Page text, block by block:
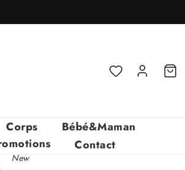
Corps
Bébé&Maman
New
Contact